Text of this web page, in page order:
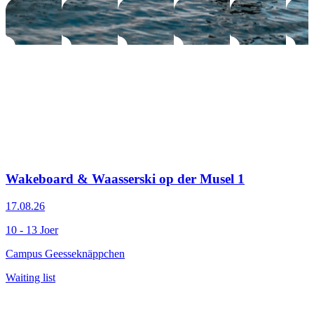
Wakeboard & Waasserski op der Musel 1
17.08.26
10 - 13 Joer
Campus Geesseknäppchen
Waiting list